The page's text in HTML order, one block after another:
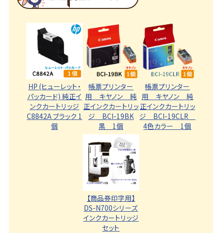
HP (ヒューレット・
パッカード) 純正イ
ンクカートリッジ
C8842A ブラック 1
個
帳票プリンター
用 キヤノン 純
正インクカートリッ
ジ BCI-19BK
黒 1個
帳票プリンター
用 キヤノン 純
正インクカートリッ
ジ BCI-19CLR
4色カラー 1個
【商品券印字用】
DS-N700シリーズ
インクカートリッジ
セット